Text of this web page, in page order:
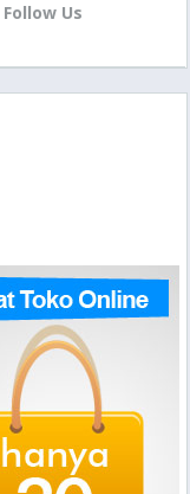
Follow Us